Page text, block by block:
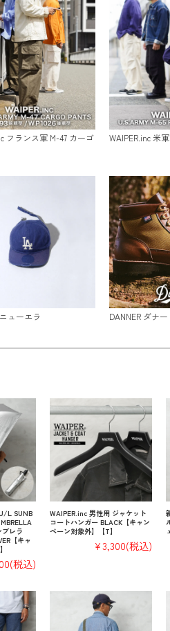
フランス軍 M-47 カーゴ
WAIPER.inc 米
ューエラ DANNER ダナー
L SUNB
レラ
【キャ
(税込)
WAIPER.inc 男性用 ジャケット
コートハンガー BLACK【キャン
ペーン対象外】【T】
¥3,300(税込)